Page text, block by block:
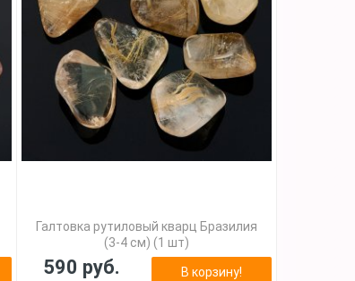
Галтовка рутиловый кварц Бразилия
(3-4 см) (1 шт)
590 руб. В корзину!